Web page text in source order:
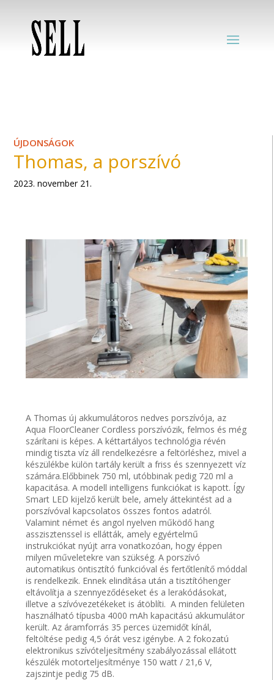
ÚJDONSÁGOK
Thomas, a porszívó
2023. november 21.
A Thomas új akkumulátoros nedves porszívója, az
Aqua FloorCleaner Cordless porszívózik, felmos és még
szárítani is képes. A kéttartályos technológia révén
mindig tiszta víz áll rendelkezésre a feltörléshez, mivel a
készülékbe külön tartály került a friss és szennyezett víz
számára.Előbbinek 750 ml, utóbbinak pedig 720 ml a
kapacitása. A modell intelligens funkciókat is kapott. Így
Smart LED kijelző került bele, amely áttekintést ad a
porszívóval kapcsolatos összes fontos adatról.
Valamint német és angol nyelven működő hang
asszisztenssel is ellátták, amely egyértelmű
instrukciókat nyújt arra vonatkozóan, hogy éppen
milyen műveletekre van szükség. A porszívó
automatikus öntisztító funkcióval és fertőtlenítő móddal
is rendelkezik. Ennek elindítása után a tisztítóhenger
eltávolítja a szennyeződéseket és a lerakódásokat,
illetve a szívóvezetékeket is átöblíti. A minden felületen
használható típusba 4000 mAh kapacitású akkumulátor
került. Az áramforrás 35 perces üzemidőt kínál,
feltöltése pedig 4,5 órát vesz igénybe. A 2 fokozatú
elektronikus szívóteljesítmény szabályozással ellátott
készülék motorteljesítménye 150 watt / 21,6 V,
zajszintje pedig 75 dB.